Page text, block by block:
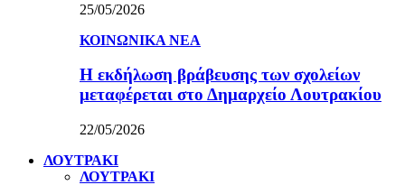
25/05/2026
ΚΟΙΝΩΝΙΚΑ ΝΕΑ
Η εκδήλωση βράβευσης των σχολείων
μεταφέρεται στο Δημαρχείο Λουτρακίου
22/05/2026
ΛΟΥΤΡΑΚΙ
ΛΟΥΤΡΑΚΙ